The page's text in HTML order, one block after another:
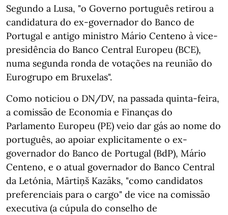
Segundo a Lusa, "o Governo português retirou a
candidatura do ex-governador do Banco de
Portugal e antigo ministro Mário Centeno à vice-
presidência do Banco Central Europeu (BCE),
numa segunda ronda de votações na reunião do
Eurogrupo em Bruxelas".
Como noticiou o DN/DV, na passada quinta-feira,
a comissão de Economia e Finanças do
Parlamento Europeu (PE) veio dar gás ao nome do
português, ao apoiar explicitamente o ex-
governador do Banco de Portugal (BdP), Mário
Centeno, e o atual governador do Banco Central
da Letónia, Mārtiņš Kazāks, "como candidatos
preferenciais para o cargo" de vice na comissão
executiva (a cúpula do conselho de